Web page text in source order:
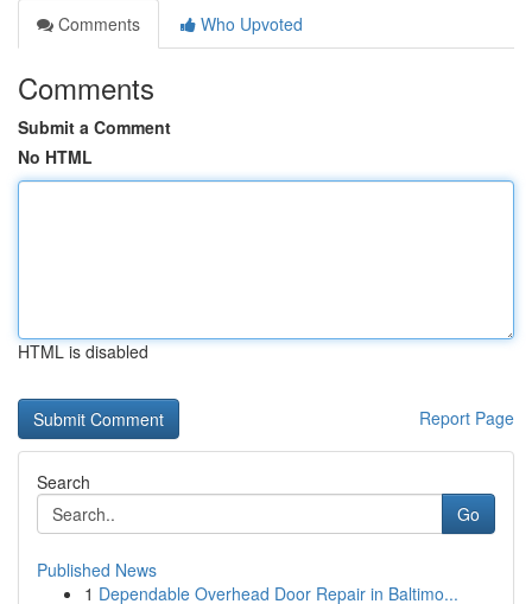
Comments
Who Upvoted
Comments
Submit a Comment
No HTML
HTML is disabled
Report Page
Search
Go
Published News
1 Dependable Overhead Door Repair in Baltimo...